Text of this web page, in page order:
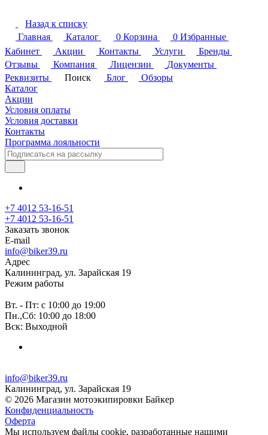
Назад к списку
Главная
Каталог 0 Корзина 0 Избранные
Кабинет
Акции Контакты Услуги
Бренды
Отзывы
Компания Лицензии
Документы
Реквизиты
Поиск Блог
Обзоры
Каталог
Акции
Условия оплаты
Условия доставки
Контакты
Программа лояльности
+7 4012 53-16-51
+7 4012 53-16-51
Заказать звонок
E-mail
info@biker39.ru
Адрес
Калининград, ул. Зарайская 19
Режим работы
Вт. - Пт: с 10:00 до 19:00
Пн.,Сб: 10:00 до 18:00
Вск: Выходной
info@biker39.ru
Калининград, ул. Зарайская 19
© 2026 Магазин мотоэкипировки Байкер
Конфиденциальность
Оферта
Мы используем файлы cookie, разработанные нашими